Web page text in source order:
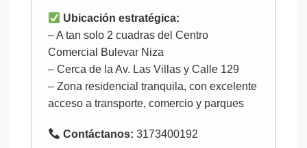
Ubicación estratégica:
– A tan solo 2 cuadras del Centro
Comercial Bulevar Niza
– Cerca de la Av. Las Villas y Calle 129
– Zona residencial tranquila, con excelente
acceso a transporte, comercio y parques
Contáctanos: 3173400192